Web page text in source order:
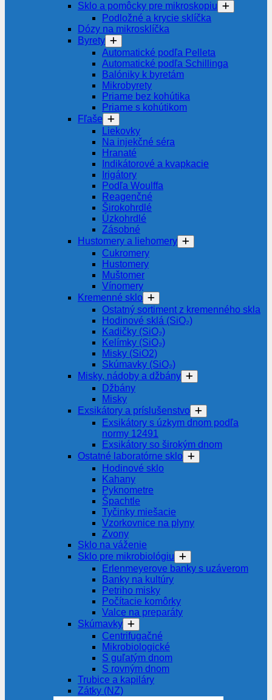
Sklo a pomôcky pre mikroskopiu
Podložné a krycie sklíčka
Dózy na mikrosklíčka
Byrety
Automatické podľa Pelleta
Automatické podľa Schillinga
Balóniky k byretám
Mikrobyrety
Priame bez kohútika
Priame s kohútikom
Fľaše
Liekovky
Na injekčné séra
Hranaté
Indikátorové a kvapkacie
Irigátory
Podľa Woulffa
Reagenčné
Širokohrdlé
Úzkohrdlé
Zásobné
Hustomery a liehomery
Cukromery
Hustomery
Muštomer
Vínomery
Kremenné sklo
Ostatný sortiment z kremenného skla
Hodinové sklá (SiO₂)
Kadičky (SiO₂)
Kelímky (SiO₂)
Misky (SiO2)
Skúmavky (SiO₂)
Misky, nádoby a džbány
Džbány
Misky
Exsikátory a príslušenstvo
Exsikátory s úzkym dnom podľa
normy 12491
Exsikátory so širokým dnom
Ostatné laboratórne sklo
Hodinové sklo
Kahany
Pyknometre
Špachtle
Tyčinky miešacie
Vzorkovnice na plyny
Zvony
Sklo na váženie
Sklo pre mikrobiológiu
Erlenmeyerove banky s uzáverom
Banky na kultúry
Petriho misky
Počítacie komôrky
Valce na preparáty
Skúmavky
Centrifugačné
Mikrobiologické
S guľatým dnom
S rovným dnom
Trubice a kapiláry
Zátky (NZ)